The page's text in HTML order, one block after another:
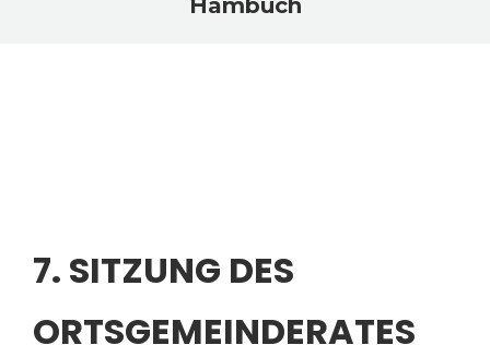
Hambuch
7. SITZUNG DES
ORTSGEMEINDERATES